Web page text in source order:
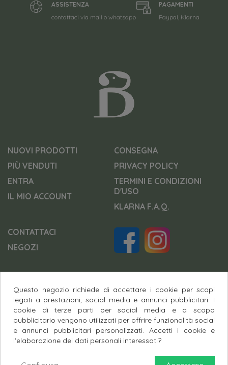
ASSISTENZA
contattaci via mail o whatsapp
PAGAMENTI
Paypal, Klarna
NUOVI PRODOTTI
PIÙ VENDUTI
ENTRA
IL MIO ACCOUNT
CONSEGNA
PRIVACY POLICY
TERMINI E CONDIZIONI
D'USO
KLARNA F.A.Q.
CONTATTACI
NEGOZI
Pagamenti Sicuri
© 2026 - Bibibau di Bianca Bino Via Giovanni Masea
Questo negozio richiede di accettare i cookie per scopi
legati a prestazioni, social media e annunci pubblicitari. I
cookie di terze parti per social media e a scopo
pubblicitario vengono utilizzati per offrire funzionalità social
e annunci pubblicitari personalizzati. Accetti i cookie e
l'elaborazione dei dati personali interessati?